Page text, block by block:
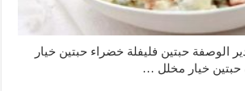
الوصفة حبتين فليفلة خضراء حبتين خيار
خيار مخلل …